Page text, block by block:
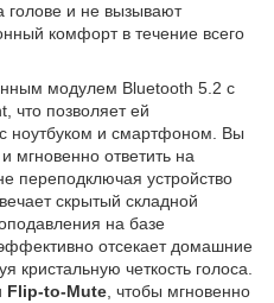
голове и не вызывают
комфорт в течение всего
модулем Bluetooth 5.2 с
что позволяет ей
ноутбуком и смартфоном. Вы
мгновенно ответить на
переподключая устройство
скрытый складной
на базе
отсекает домашние
четкость голоса.
Flip-to-Mute , чтобы мгновенно